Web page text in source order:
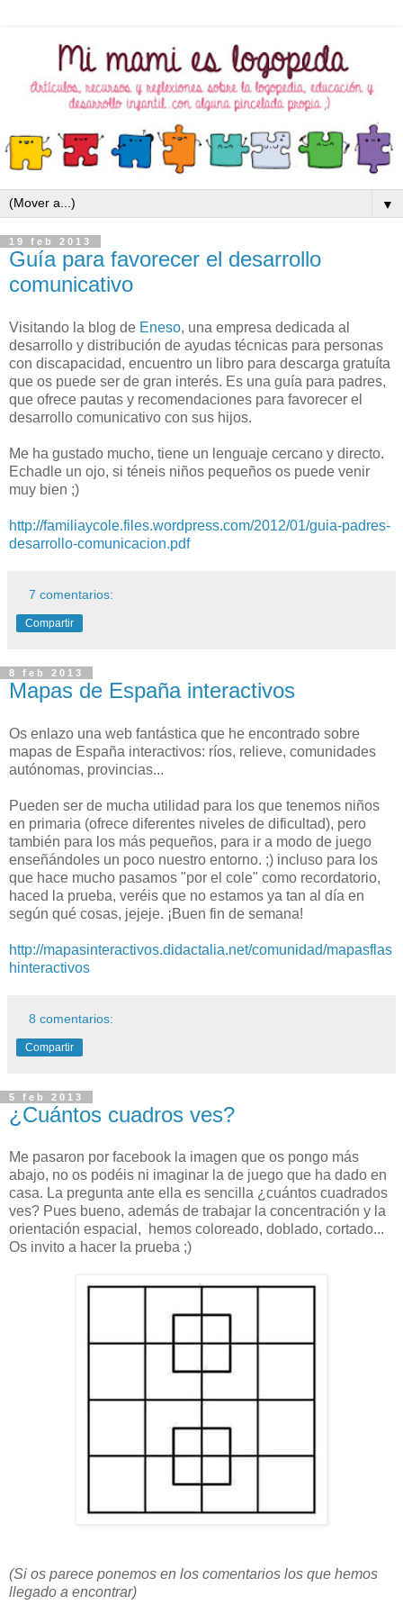
▼
19 feb 2013
Guía para favorecer el desarrollo
comunicativo
Visitando la blog de Eneso, una empresa dedicada al
desarrollo y distribución de ayudas técnicas para personas
con discapacidad, encuentro un libro para descarga gratuíta
que os puede ser de gran interés. Es una guía para padres,
que ofrece pautas y recomendaciones para favorecer el
desarrollo comunicativo con sus hijos.
Me ha gustado mucho, tiene un lenguaje cercano y directo.
Echadle un ojo, si téneis niños pequeños os puede venir
muy bien ;)
http://familiaycole.files.wordpress.com/2012/01/guia-padres-
desarrollo-comunicacion.pdf
7 comentarios:
Compartir
8 feb 2013
Mapas de España interactivos
Os enlazo una web fantástica que he encontrado sobre
mapas de España interactivos: ríos, relieve, comunidades
autónomas, provincias...
Pueden ser de mucha utilidad para los que tenemos niños
en primaria (ofrece diferentes niveles de dificultad), pero
también para los más pequeños, para ir a modo de juego
enseñándoles un poco nuestro entorno. ;) incluso para los
que hace mucho pasamos "por el cole" como recordatorio,
haced la prueba, veréis que no estamos ya tan al día en
según qué cosas, jejeje. ¡Buen fin de semana!
http://mapasinteractivos.didactalia.net/comunidad/mapasflas
hinteractivos
8 comentarios:
Compartir
5 feb 2013
¿Cuántos cuadros ves?
Me pasaron por facebook la imagen que os pongo más
abajo, no os podéis ni imaginar la de juego que ha dado en
casa. La pregunta ante ella es sencilla ¿cuántos cuadrados
ves? Pues bueno, además de trabajar la concentración y la
orientación espacial, hemos coloreado, doblado, cortado...
Os invito a hacer la prueba ;)
(Si os parece ponemos en los comentarios los que hemos
llegado a encontrar)